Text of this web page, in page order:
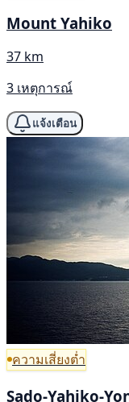
Mount Yahiko
37 km
3 เหตุการณ์
แจ้งเตือน
ความเสี่ยงต่ำ
Sado-Yahiko-